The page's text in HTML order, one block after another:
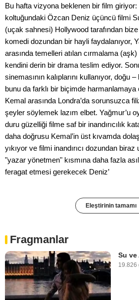
Bu hafta vizyona beklenen bir film
koltuğundaki Özcan Deniz üçüncü filmi
(uçak sahnesi) Hollywood tarafından
komedi dozundan bir hayli faydalanıyor,
arasında temelleri atılan cırmalama
kendini derin bir drama teslim ediyor.
sinemasının kalıplarını kullanıyor, doğu
bunu da farklı bir biçimde harmanlamaya
Kemal arasında Londra’da sorunsuzca
şeyler söylemek lazım elbet. Yağmur’u
duru güzelliği filme saf bir inandırıcılık
daha doğrusu Kemal’in üst kıvamda
yıkıyor ve filmi inandırıcı dozundan
"yazar yönetmen" kısmına daha fazla
feragat etmesi gerekecek Deniz’
Eleştirinin tamamı
Fragmanlar
Su ve
19.826